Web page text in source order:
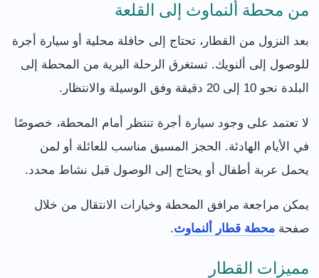
من محطة ألنماوث إلى القلعة
بعد النزول من القطار، تحتاج إلى حافلة محلية أو سيارة أجرة
للوصول إلى ألنويك. تستغرق الرحلة البرية من المحطة إلى
البلدة نحو 10 إلى 20 دقيقة وفق الوسيلة والانتظار.
لا تعتمد على وجود سيارة أجرة تنتظر أمام المحطة، خصوصًا
في الأيام الهادئة. الحجز المسبق مناسب للعائلة أو لمن
يحمل عربة أطفال أو يحتاج إلى الوصول قبل نشاط محدد.
يمكن مراجعة مرافق المحطة وخيارات الانتقال من خلال
صفحة محطة قطار ألنماوث.
مميزات القطار